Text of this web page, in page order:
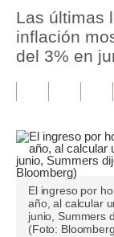
Finanzas
Plus G
Opinión
Editorial
Pregunta de hoy
Blogs
Las últimas
inflación
del 3% en
El ingreso por
año, al calcular
junio, Summers
(Foto: